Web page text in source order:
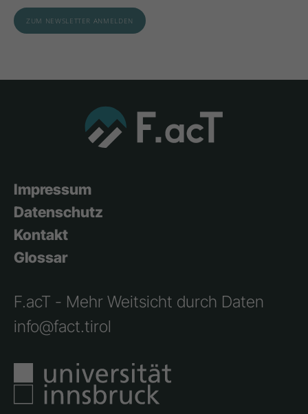
Impressum
Datenschutz
Kontakt
Glossar
F.acT - Mehr Weitsicht durch Daten
info@fact.tirol